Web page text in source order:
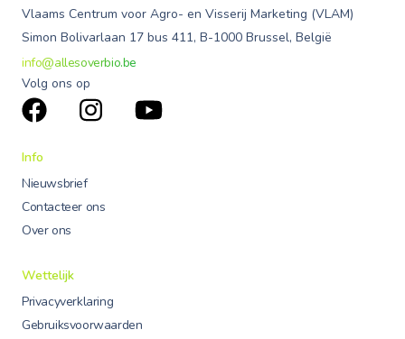
Vlaams Centrum voor Agro- en Visserij Marketing (VLAM)
Simon Bolivarlaan 17 bus 411, B-1000 Brussel, België
info@allesoverbio.be
Volg ons op
Info
Nieuwsbrief
Contacteer ons
Over ons
Wettelijk
Privacyverklaring
Gebruiksvoorwaarden